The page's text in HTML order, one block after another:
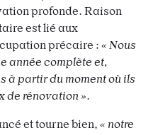
profonde. Raison
est lié aux
précaire : « Nous
année complète et,
à partir du moment où ils
de rénovation ».
et tourne bien, « notre